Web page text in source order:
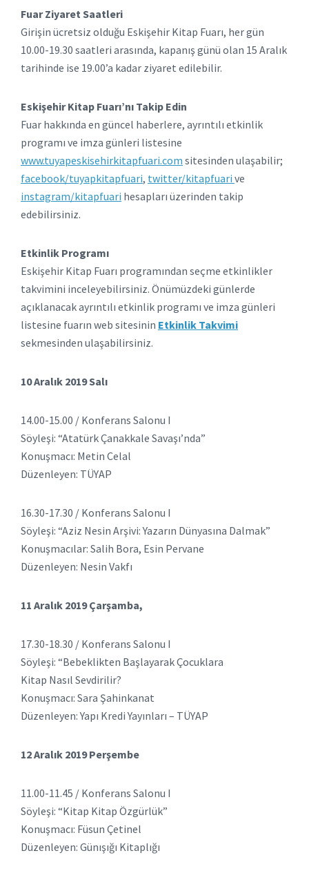
Fuar Ziyaret Saatleri
Girişin ücretsiz olduğu Eskişehir Kitap Fuarı, her gün
10.00-19.30 saatleri arasında, kapanış günü olan 15 Aralık
tarihinde ise 19.00’a kadar ziyaret edilebilir.
Eskişehir Kitap Fuarı’nı Takip Edin
Fuar hakkında en güncel haberlere, ayrıntılı etkinlik
programı ve imza günleri listesine
www.tuyapeskisehirkitapfuari.com sitesinden ulaşabilir;
facebook/tuyapkitapfuari, twitter/kitapfuari ve
instagram/kitapfuari hesapları üzerinden takip
edebilirsiniz.
Etkinlik Programı
Eskişehir Kitap Fuarı programından seçme etkinlikler
takvimini inceleyebilirsiniz. Önümüzdeki günlerde
açıklanacak ayrıntılı etkinlik programı ve imza günleri
listesine fuarın web sitesinin Etkinlik Takvimi
sekmesinden ulaşabilirsiniz.
10 Aralık 2019 Salı
14.00-15.00 / Konferans Salonu I
Söyleşi: “Atatürk Çanakkale Savaşı’nda”
Konuşmacı: Metin Celal
Düzenleyen: TÜYAP
16.30-17.30 / Konferans Salonu I
Söyleşi: “Aziz Nesin Arşivi: Yazarın Dünyasına Dalmak”
Konuşmacılar: Salih Bora, Esin Pervane
Düzenleyen: Nesin Vakfı
11 Aralık 2019 Çarşamba,
17.30-18.30 / Konferans Salonu I
Söyleşi: “Bebeklikten Başlayarak Çocuklara
Kitap Nasıl Sevdirilir?
Konuşmacı: Sara Şahinkanat
Düzenleyen: Yapı Kredi Yayınları – TÜYAP
12 Aralık 2019 Perşembe
11.00-11.45 / Konferans Salonu I
Söyleşi: “Kitap Kitap Özgürlük”
Konuşmacı: Füsun Çetinel
Düzenleyen: Günışığı Kitaplığı